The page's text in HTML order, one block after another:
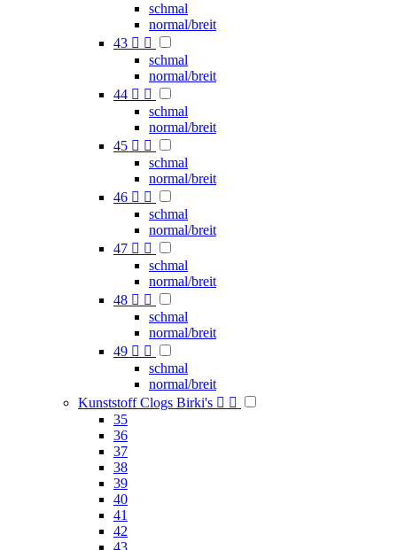
schmal
normal/breit
43  
schmal
normal/breit
44  
schmal
normal/breit
45  
schmal
normal/breit
46  
schmal
normal/breit
47  
schmal
normal/breit
48  
schmal
normal/breit
49  
schmal
normal/breit
Kunststoff Clogs Birki's  
35
36
37
38
39
40
41
42
43